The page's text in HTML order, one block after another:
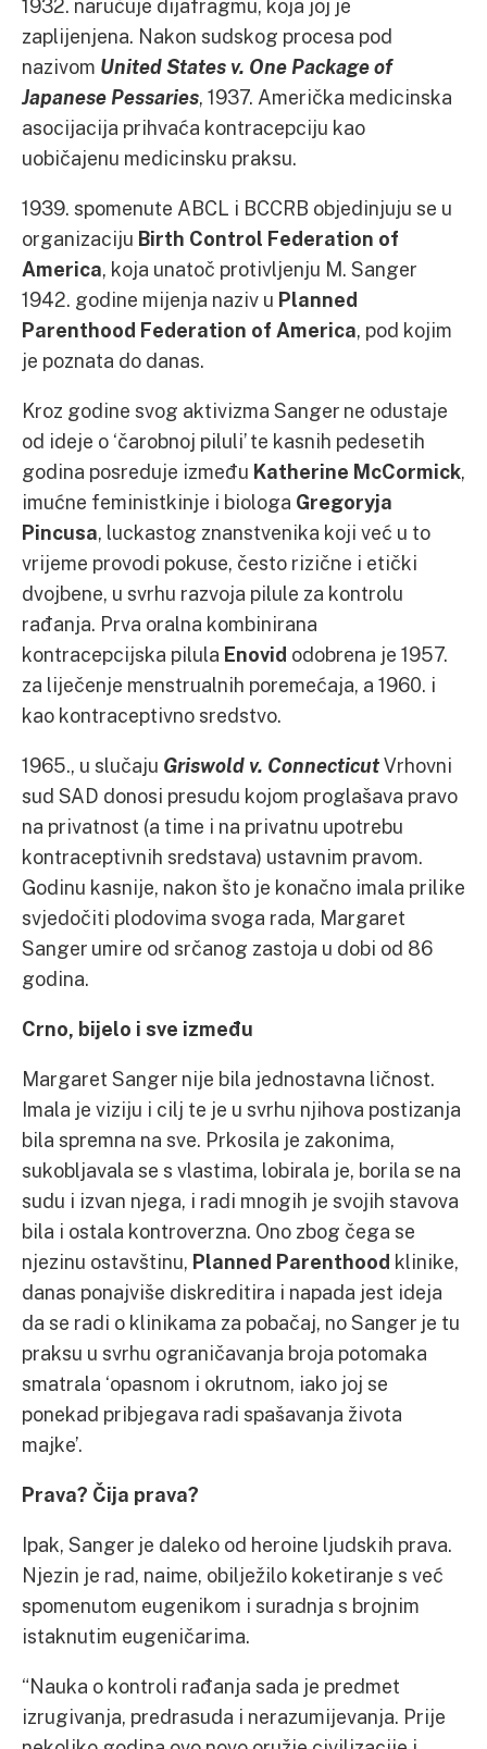
1932. naručuje dijafragmu, koja joj je
zaplijenjena. Nakon sudskog procesa pod
nazivom United States v. One Package of
Japanese Pessaries, 1937. Američka medicinska
asocijacija prihvaća kontracepciju kao
uobičajenu medicinsku praksu.
1939. spomenute ABCL i BCCRB objedinjuju se u
organizaciju Birth Control Federation of
America, koja unatoč protivljenju M. Sanger
1942. godine mijenja naziv u Planned
Parenthood Federation of America, pod kojim
je poznata do danas.
Kroz godine svog aktivizma Sanger ne odustaje
od ideje o ‘čarobnoj piluli’ te kasnih pedesetih
godina posreduje između Katherine McCormick,
imućne feministkinje i biologa Gregoryja
Pincusa, luckastog znanstvenika koji već u to
vrijeme provodi pokuse, često rizične i etički
dvojbene, u svrhu razvoja pilule za kontrolu
rađanja. Prva oralna kombinirana
kontracepcijska pilula Enovid odobrena je 1957.
za liječenje menstrualnih poremećaja, a 1960. i
kao kontraceptivno sredstvo.
1965., u slučaju Griswold v. ConnecticutVrhovni
sud SAD donosi presudu kojom proglašava pravo
na privatnost (a time i na privatnu upotrebu
kontraceptivnih sredstava) ustavnim pravom.
Godinu kasnije, nakon što je konačno imala prilike
svjedočiti plodovima svoga rada, Margaret
Sanger umire od srčanog zastoja u dobi od 86
godina.
Crno, bijelo i sve između
Margaret Sanger nije bila jednostavna ličnost.
Imala je viziju i cilj te je u svrhu njihova postizanja
bila spremna na sve. Prkosila je zakonima,
sukobljavala se s vlastima, lobirala je, borila se na
sudu i izvan njega, i radi mnogih je svojih stavova
bila i ostala kontroverzna. Ono zbog čega se
njezinu ostavštinu, Planned Parenthood klinike,
danas ponajviše diskreditira i napada jest ideja
da se radi o klinikama za pobačaj, no Sanger je tu
praksu u svrhu ograničavanja broja potomaka
smatrala ‘opasnom i okrutnom, iako joj se
ponekad pribjegava radi spašavanja života
majke’.
Prava? Čija prava?
Ipak, Sanger je daleko od heroine ljudskih prava.
Njezin je rad, naime, obilježilo koketiranje s već
spomenutom eugenikom i suradnja s brojnim
istaknutim eugeničarima.
“Nauka o kontroli rađanja sada je predmet
izrugivanja, predrasuda i nerazumijevanja. Prije